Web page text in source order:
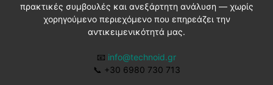
πρακτικές συμβουλές και ανεξάρτητη ανάλυση — χωρίς
χορηγούμενο περιεχόμενο που επηρεάζει την
αντικειμενικότητά μας.
📧 info@technoid.gr
📞 +30 6980 730 713